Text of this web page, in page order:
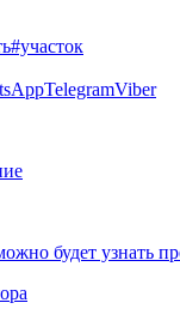
#участок
TelegramViber
будет узнать